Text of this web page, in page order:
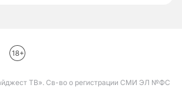
ТВ». Св-во о регистрации СМИ ЭЛ №ФС